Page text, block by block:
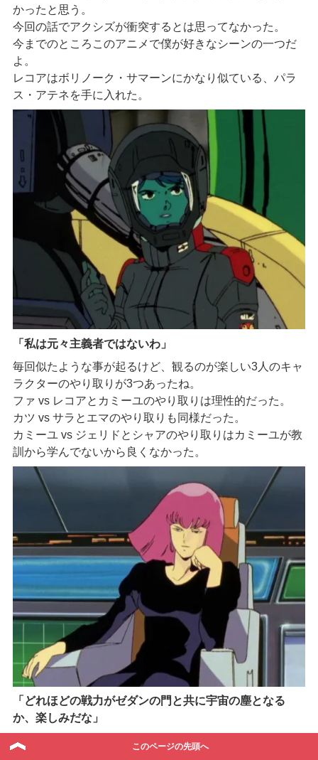
かったと思う。
今回の話でアクシズが衝突するとは思ってなかった。
今までのところこのアニメで僕が好きなシーンの一つだ
よ。
レコアはボリノーク・サマーンにかなり似ている、パラ
ス・アテネを手に入れた。
「私は元々主義者ではないわ」
毎回似たような事が起るけど、観るのが楽しい3人のキャ
ラクターのやり取りが3つあったね。
ファ vs レコアとカミーユのやり取りは理性的だった。
カツ vs サラとエマのやり取りも同様だった。
カミーユ vs ジェリドとシャアのやり取りはカミーユが教
訓から学んでないから良くなかった。
「どれほどの戦力がゼダンの門と共に宇宙の塵となる
か、楽しみだな」
その間、ハマーンは基本的に座って、彼女の障害になる
このページの先頭へ